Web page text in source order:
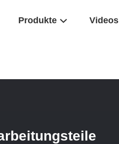
Produkte Videos